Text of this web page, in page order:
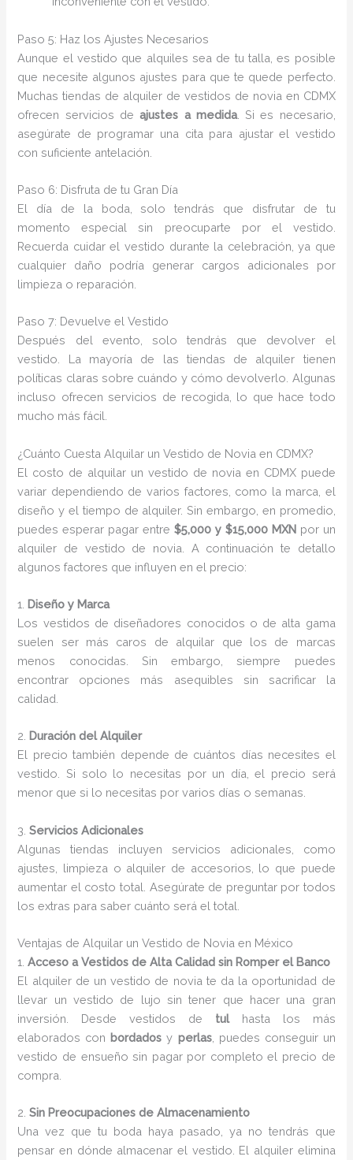
Paso 5: Haz los Ajustes Necesarios
Aunque el vestido que alquiles sea de tu talla, es posible
que necesite algunos ajustes para que te quede perfecto.
Muchas tiendas de alquiler de vestidos de novia en CDMX
ofrecen servicios deajustes a medida. Si es necesario,
asegúrate de programar una cita para ajustar el vestido
con suficiente antelación.
Paso 6: Disfruta de tu Gran Día
El día de la boda, solo tendrás que disfrutar de tu
momento especial sin preocuparte por el vestido.
Recuerda cuidar el vestido durante la celebración, ya que
cualquier daño podría generar cargos adicionales por
limpieza o reparación.
Paso 7: Devuelve el Vestido
Después del evento, solo tendrás que devolver el
vestido. La mayoría de las tiendas de alquiler tienen
políticas claras sobre cuándo y cómo devolverlo. Algunas
incluso ofrecen servicios de recogida, lo que hace todo
mucho más fácil.
¿Cuánto Cuesta Alquilar un Vestido de Novia en CDMX?
El costo de alquilar un vestido de novia en CDMX puede
variar dependiendo de varios factores, como la marca, el
diseño y el tiempo de alquiler. Sin embargo, en promedio,
puedes esperar pagar entre$5,000 y $15,000 MXNpor un
alquiler de vestido de novia. A continuación te detallo
algunos factores que influyen en el precio:
1. Diseño y Marca
Los vestidos de diseñadores conocidos o de alta gama
suelen ser más caros de alquilar que los de marcas
menos conocidas. Sin embargo, siempre puedes
encontrar opciones más asequibles sin sacrificar la
calidad.
2. Duración del Alquiler
El precio también depende de cuántos días necesites el
vestido. Si solo lo necesitas por un día, el precio será
menor que si lo necesitas por varios días o semanas.
3.Servicios Adicionales
Algunas tiendas incluyen servicios adicionales, como
ajustes, limpieza o alquiler de accesorios, lo que puede
aumentar el costo total. Asegúrate de preguntar por todos
los extras para saber cuánto será el total.
Ventajas de Alquilar un Vestido de Novia en México
1.Acceso a Vestidos de Alta Calidad sin Romper el Banco
El alquiler de un vestido de novia te da la oportunidad de
llevar un vestido de lujo sin tener que hacer una gran
inversión. Desde vestidos de tulhasta los más
elaborados con bordados y perlas, puedes conseguir un
vestido de ensueño sin pagar por completo el precio de
compra.
2.Sin Preocupaciones de Almacenamiento
Una vez que tu boda haya pasado, ya no tendrás que
pensar en dónde almacenar el vestido. El alquiler elimina